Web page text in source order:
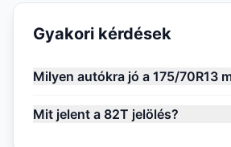
Gyakori kérdések
Milyen autókra jó a 175/70R13
Mit jelent a 82T jelölés?